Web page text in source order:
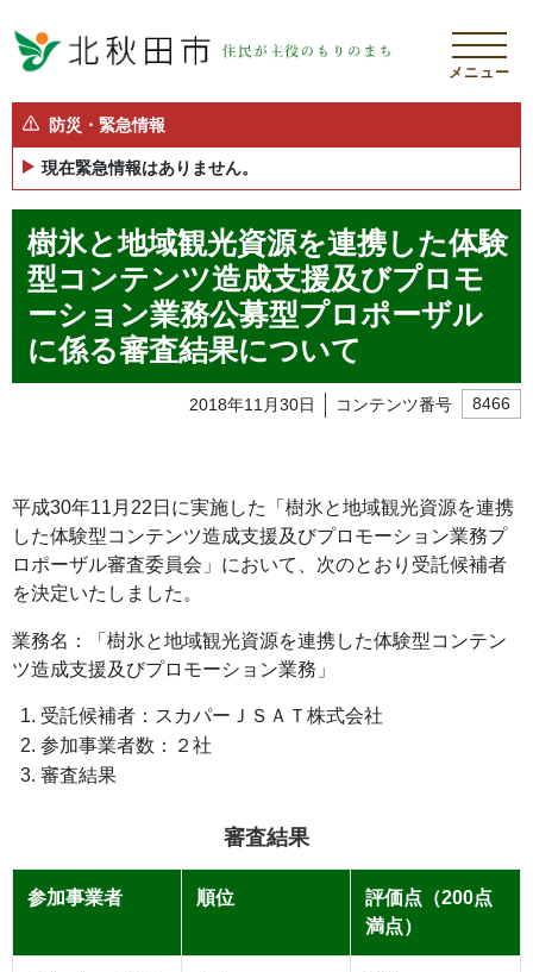
メニュー
防災・緊急情報
現在緊急情報はありません。
樹氷と地域観光資源を連携した体験
型コンテンツ造成支援及びプロモ
ーション業務公募型プロポーザル
に係る審査結果について
2018年11月30日 コンテンツ番号 8466
平成30年11月22日に実施した「樹氷と地域観光資源を連携
した体験型コンテンツ造成支援及びプロモーション業務プ
ロポーザル審査委員会」において、次のとおり受託候補者
を決定いたしました。
業務名：「樹氷と地域観光資源を連携した体験型コンテン
ツ造成支援及びプロモーション業務」
受託候補者：スカパーＪＳＡＴ株式会社
参加事業者数：２社
審査結果
審査結果
参加事業者 順位
評価点（200点
満点）